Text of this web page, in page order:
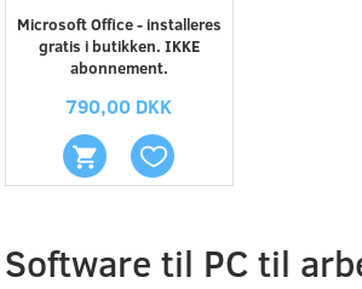
Microsoft Office - installeres
gratis i butikken. IKKE
abonnement.
790,00 DKK
Software til PC til